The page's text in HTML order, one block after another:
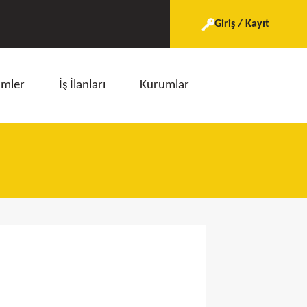
Giriş / Kayıt
İş İlanları Kurumlar